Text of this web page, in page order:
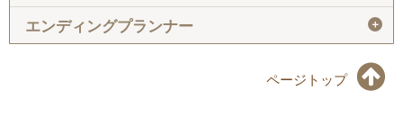
エンディングプランナー ＋
ページトップ